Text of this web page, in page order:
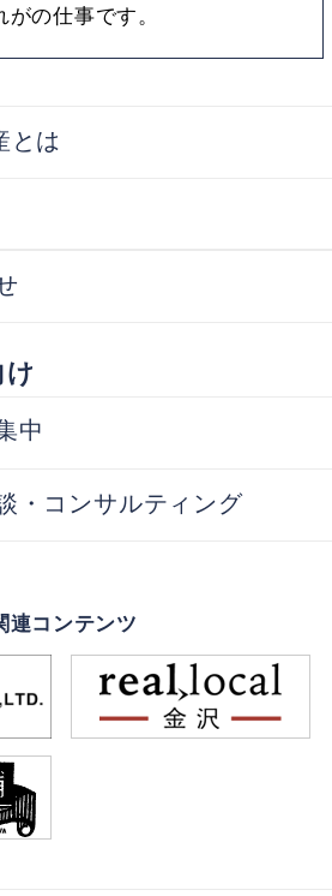
がの仕事です。
とは
中
・コンサルティング
連コンテンツ